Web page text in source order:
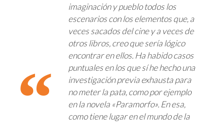
imaginación y pueblo todos los
escenarios con los elementos que, a
veces sacados del cine y a veces de
otros libros, creo que sería lógico
encontrar en ellos. Ha habido casos
puntuales en los que sí he hecho una
investigación previa exhausta para
no meter la pata, como por ejemplo
en la novela «Paramorfo». En esa,
como tiene lugar en el mundo de la